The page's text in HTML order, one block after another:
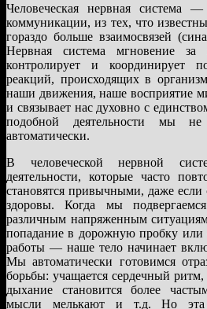
Человеческая нервная система
коммуникации, из тех, что
гораздо больше взаимосвязей
Нервная система мгновение за
контролирует и координирует
реакций, происходящих в
наши движения, наше восприятие
и связывает нас духовно с
подобной деятельности мы
автоматически.
В человеческой нервной
деятельности, которые часто
становятся привычными, даже
здоровы. Когда мы
различным напряженным
попадание в дорожную пробку или
работы — наше тело начинает
Мы автоматически готовимся
борьбы: учащается сердечный ритм,
дыхание становится более
мысли мелькают и т.д. Но эта